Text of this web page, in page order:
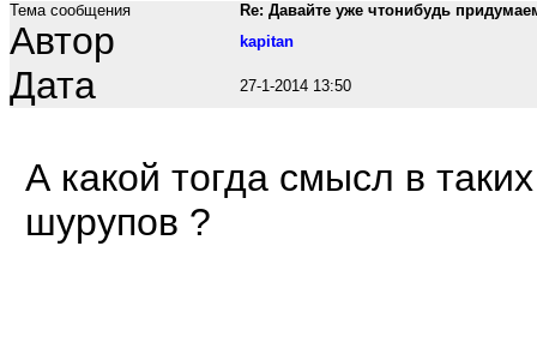
Тема сообщения Re: Давайте уже чтонибудь
Автор kapitan
Дата 27-1-2014 13:50
А какой тогда смысл в
шурупов ?